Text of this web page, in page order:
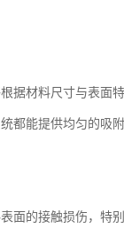
据材料尺寸与表面
都能提供均匀的吸
面的接触损伤，特